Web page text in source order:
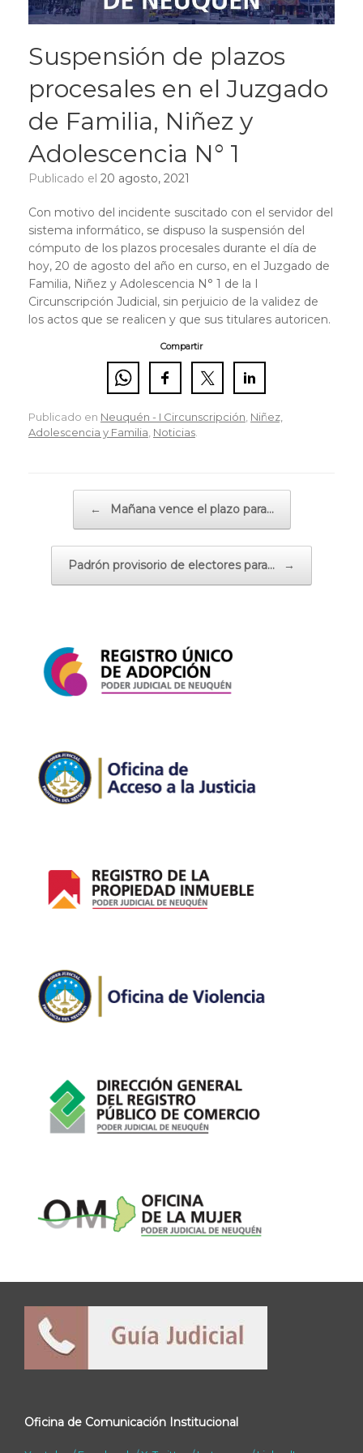
Suspensión de plazos
procesales en el Juzgado
de Familia, Niñez y
Adolescencia N° 1
Publicado el 20 agosto, 2021
Con motivo del incidente suscitado con el servidor del
sistema informático, se dispuso la suspensión del
cómputo de los plazos procesales durante el día de
hoy, 20 de agosto del año en curso, en el Juzgado de
Familia, Niñez y Adolescencia N° 1 de la I
Circunscripción Judicial, sin perjuicio de la validez de
los actos que se realicen y que sus titulares autoricen.
Compartir
Publicado en Neuquén - I Circunscripción Niñez,
Adolescencia y Familia Noticias
← Mañana vence el plazo para…
Padrón provisorio de electores para… →
Oficina de Comunicación Institucional